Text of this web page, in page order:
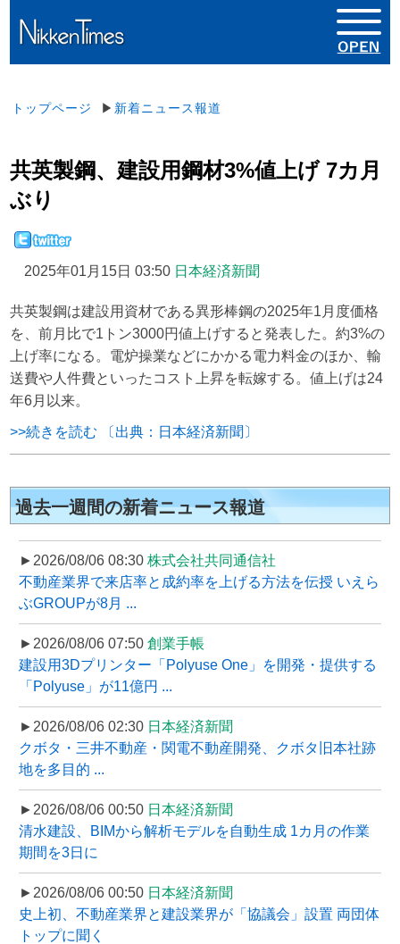
トップページ ▶ 新着ニュース報道
共英製鋼、建設用鋼材3%値上げ 7カ月
ぶり
2025年01月15日 03:50 日本経済新聞
共英製鋼は建設用資材である異形棒鋼の2025年1月度価格
を、前月比で1トン3000円値上げすると発表した。約3%の
上げ率になる。電炉操業などにかかる電力料金のほか、輸
送費や人件費といったコスト上昇を転嫁する。値上げは24
年6月以来。
>>続きを読む 〔出典：日本経済新聞〕
過去一週間の新着ニュース報道
►2026/08/06 08:30 株式会社共同通信社
不動産業界で来店率と成約率を上げる方法を伝授 いえら
ぶGROUPが8月 ...
►2026/08/06 07:50 創業手帳
建設用3Dプリンター「Polyuse One」を開発・提供する
「Polyuse」が11億円 ...
►2026/08/06 02:30 日本経済新聞
クボタ・三井不動産・関電不動産開発、クボタ旧本社跡
地を多目的 ...
►2026/08/06 00:50 日本経済新聞
清水建設、BIMから解析モデルを自動生成 1カ月の作業
期間を3日に
►2026/08/06 00:50 日本経済新聞
史上初、不動産業界と建設業界が「協議会」設置 両団体
トップに聞く